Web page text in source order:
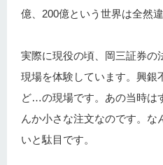
億、200億という世界は全然違
実際に現役の頃、岡三証券の
現場を体験しています。興銀
ど…の現場です。あの当時は
んか小さな注文なのです。な
いと駄目です。